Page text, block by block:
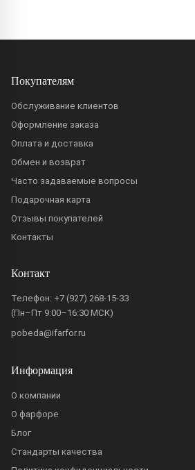
Покупателям
Обслуживание клиентов
Оформление заказа
Оплата и доставка
Обмен и возврат
Часто задаваемые вопросы
Подарочная карта
Отзывы покупателей
Контакты
Контакт
Телефон: +7 (927) 268-15-33
(Пн–Пт 9:00–16:30 МСК)
pobeda@ifarfor.ru
Информация
О компании
О фарфоре
Блог
Стандарты качества